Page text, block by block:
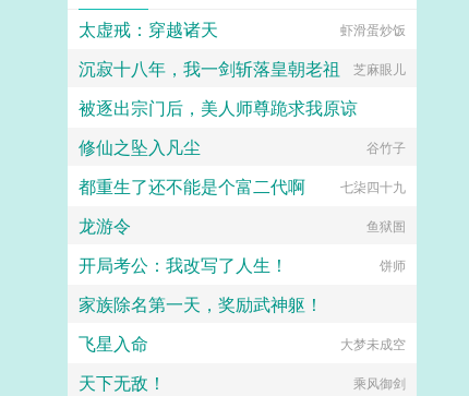
太虚戒：穿越诸天
虾滑蛋炒饭
沉寂十八年，我一剑斩落皇朝老祖 芝麻眼儿
被逐出宗门后，美人师尊跪求我原谅
苗苗这小妞儿
修仙之坠入凡尘 谷竹子
都重生了还不能是个富二代啊 七柒四十九
龙游令 鱼狱圄
开局考公：我改写了人生！ 饼师
家族除名第一天，奖励武神躯！
他们都叫我亚瑟王
飞星入命 大梦未成空
天下无敌！ 乘风御剑